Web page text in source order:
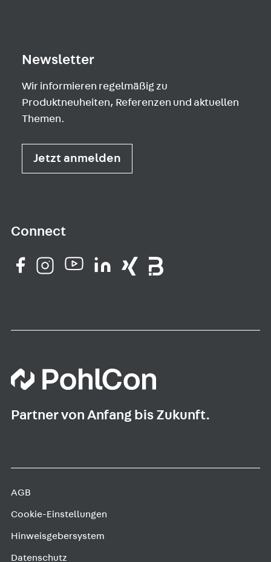
Newsletter
Wir informieren regelmäßig zu
Produktneuheiten, Referenzen und aktuellen
Themen.
Jetzt anmelden
Connect
Partner von Anfang bis Zukunft.
AGB
Cookie-Einstellungen
Hinweisgebersystem
Datenschutz